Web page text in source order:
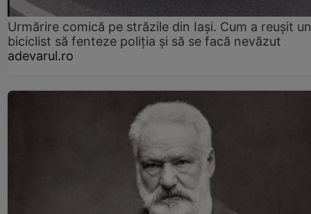
Urmărire comică pe străzile din Iași. Cum a reușit un
biciclist să fenteze poliția și să se facă nevăzut
adevarul.ro